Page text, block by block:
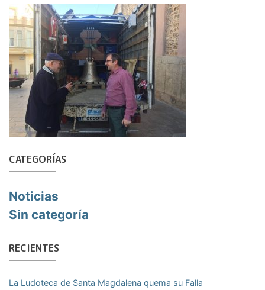
CATEGORÍAS
Noticias
Sin categoría
RECIENTES
La Ludoteca de Santa Magdalena quema su Falla